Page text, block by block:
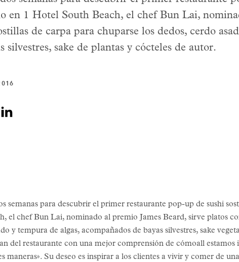
en 1 Hotel South Beach, el chef Bun Lai,
de carpa para chuparse los dedos, cerdo
silvestres, sake de plantas y cócteles de autor.
semanas para descubrir el primer restaurante pop-up de sushi
el chef Bun Lai, nominado al premio James Beard, sirve platos
y tempura de algas, acompañados de bayas silvestres, sake
del restaurante con una mejor comprensión de cómoall
maneras». Su deseo es inspirar a los clientes a vivir y comer de